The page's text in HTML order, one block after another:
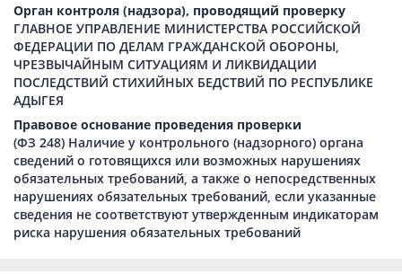
Орган контроля (надзора), проводящий проверку
ГЛАВНОЕ УПРАВЛЕНИЕ МИНИСТЕРСТВА РОССИЙСКОЙ
ФЕДЕРАЦИИ ПО ДЕЛАМ ГРАЖДАНСКОЙ ОБОРОНЫ,
ЧРЕЗВЫЧАЙНЫМ СИТУАЦИЯМ И ЛИКВИДАЦИИ
ПОСЛЕДСТВИЙ СТИХИЙНЫХ БЕДСТВИЙ ПО РЕСПУБЛИКЕ
АДЫГЕЯ
Правовое основание проведения проверки
(ФЗ 248) Наличие у контрольного (надзорного) органа
сведений о готовящихся или возможных нарушениях
обязательных требований, а также о непосредственных
нарушениях обязательных требований, если указанные
сведения не соответствуют утвержденным индикаторам
риска нарушения обязательных требований